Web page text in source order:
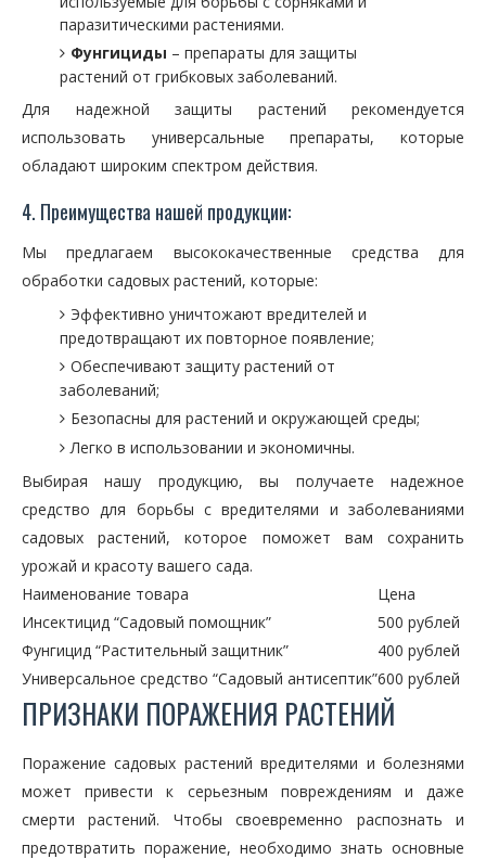
паразитическими растениями.
Фунгициды – препараты для защиты
растений от грибковых заболеваний.
Для надежной защиты растений рекомендуется
использовать универсальные препараты, которые
обладают широким спектром действия.
4. Преимущества нашей продукции:
Мы предлагаем высококачественные средства для
обработки садовых растений, которые:
Эффективно уничтожают вредителей и
предотвращают их повторное появление;
Обеспечивают защиту растений от
заболеваний;
Безопасны для растений и окружающей среды;
Легко в использовании и экономичны.
Выбирая нашу продукцию, вы получаете надежное
средство для борьбы с вредителями и заболеваниями
садовых растений, которое поможет вам сохранить
урожай и красоту вашего сада.
Наименование товара
Цена
Инсектицид “Садовый помощник”
500 рублей
Фунгицид “Растительный защитник”
400 рублей
Универсальное средство “Садовый антисептик”600 рублей
ПРИЗНАКИ ПОРАЖЕНИЯ РАСТЕНИЙ
Поражение садовых растений вредителями и болезнями
может привести к серьезным повреждениям и даже
смерти растений. Чтобы своевременно распознать и
предотвратить поражение, необходимо знать основные